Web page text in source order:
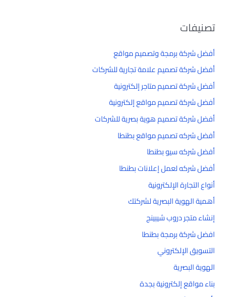
تصنيفات
أفضل شركة برمجة وتصميم مواقع
أفضل شركة تصميم علامة تجارية للشركات
أفضل شركة تصميم متاجر إلكترونية
أفضل شركة تصميم مواقع إلكترونية
أفضل شركة تصميم هوية بصرية للشركات
أفضل شركه تصميم مواقع بطنطا
أفضل شركه سيو بطنطا
أفضل شركه لعمل إعلانات بطنطا
أنواع التجارة الإلكترونية
أهمية الهوية البصرية لشركتك
إنشاء متجر دروب شيبينج
افضل شركة برمجة بطنطا
التسويق الإلكتروني
الهوية البصرية
بناء مواقع إلكترونية بجدة